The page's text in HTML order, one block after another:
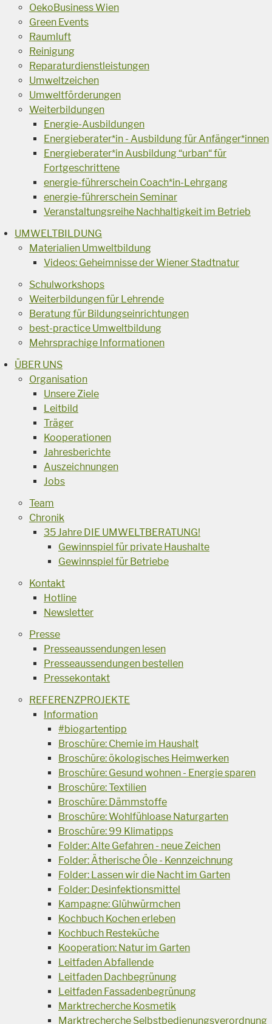
OekoBusiness Wien
Green Events
Raumluft
Reinigung
Reparaturdienstleistungen
Umweltzeichen
Umweltförderungen
Weiterbildungen
Energie-Ausbildungen
Energieberater*in - Ausbildung für Anfänger*innen
Energieberater*in Ausbildung “urban“ für
Fortgeschrittene
energie-führerschein Coach*in-Lehrgang
energie-führerschein Seminar
Veranstaltungsreihe Nachhaltigkeit im Betrieb
UMWELTBILDUNG
Materialien Umweltbildung
Videos: Geheimnisse der Wiener Stadtnatur
Schulworkshops
Weiterbildungen für Lehrende
Beratung für Bildungseinrichtungen
best-practice Umweltbildung
Mehrsprachige Informationen
ÜBER UNS
Organisation
Unsere Ziele
Leitbild
Träger
Kooperationen
Jahresberichte
Auszeichnungen
Jobs
Team
Chronik
35 Jahre DIE UMWELTBERATUNG!
Gewinnspiel für private Haushalte
Gewinnspiel für Betriebe
Kontakt
Hotline
Newsletter
Presse
Presseaussendungen lesen
Presseaussendungen bestellen
Pressekontakt
REFERENZPROJEKTE
Information
#biogartentipp
Broschüre: Chemie im Haushalt
Broschüre: ökologisches Heimwerken
Broschüre: Gesund wohnen - Energie sparen
Broschüre: Textilien
Broschüre: Dämmstoffe
Broschüre: Wohlfühloase Naturgarten
Broschüre: 99 Klimatipps
Folder: Alte Gefahren - neue Zeichen
Folder: Ätherische Öle - Kennzeichnung
Folder: Lassen wir die Nacht im Garten
Folder: Desinfektionsmittel
Kampagne: Glühwürmchen
Kochbuch Kochen erleben
Kochbuch Resteküche
Kooperation: Natur im Garten
Leitfaden Abfallende
Leitfaden Dachbegrünung
Leitfaden Fassadenbegrünung
Marktrecherche Kosmetik
Marktrecherche Selbstbedienungsverordnung